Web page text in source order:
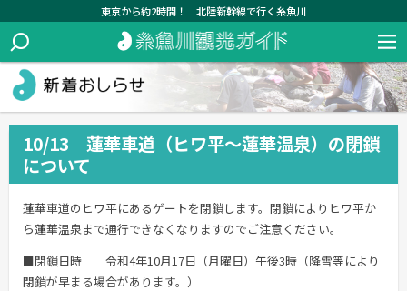
東京から約2時間！ 北陸新幹線で行く糸魚川
10/13 蓮華車道（ヒワ平～蓮華温泉）の閉鎖
について
蓮華車道のヒワ平にあるゲートを閉鎖します。閉鎖によりヒワ平か
ら蓮華温泉まで通行できなくなりますのでご注意ください。
■閉鎖日時 令和4年10月17日（月曜日）午後3時（降雪等により
閉鎖が早まる場合があります。）